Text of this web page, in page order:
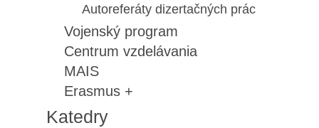
Autoreferáty dizertačných prác
Vojenský program
Centrum vzdelávania
MAIS
Erasmus +
Katedry